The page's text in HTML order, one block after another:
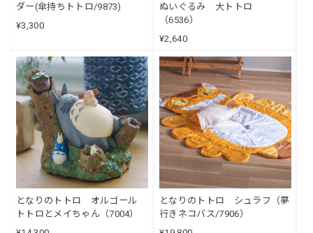
ダー(傘持ちトトロ/9873)
¥3,300
ぬいぐるみ 大トトロ
（6536）
¥2,640
となりのトトロ オルゴール
トトロとメイちゃん（7004）
となりのトトロ シュラフ（夢
行きネコバス/7906）